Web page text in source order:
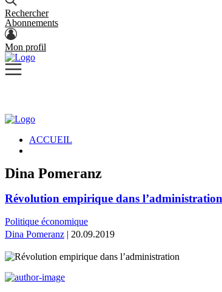
Rechercher
Abonnements
Mon profil
ACCUEIL
Dina Pomeranz
Révolution empirique dans l’administration
Politique économique
Dina Pomeranz | 20.09.2019